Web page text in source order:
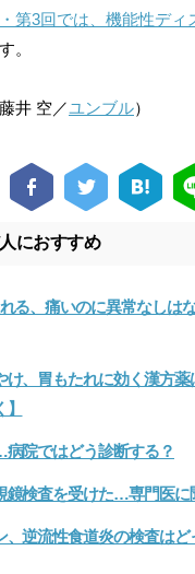
第3回では、機能性ディ
。
井 空／ユンブル）
におすすめ
る、痛いのに異常なしは
け、胃もたれに効く漢方薬
院ではどう診断する？
鏡検査を受けた…専門医に
、逆流性食道炎の検査はど